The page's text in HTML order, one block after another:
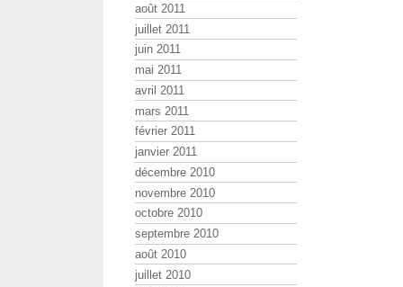
août 2011
juillet 2011
juin 2011
mai 2011
avril 2011
mars 2011
février 2011
janvier 2011
décembre 2010
novembre 2010
octobre 2010
septembre 2010
août 2010
juillet 2010